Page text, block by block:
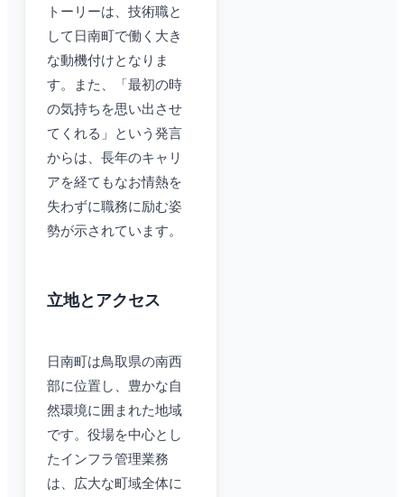
トーリーは、技術職と
して日南町で働く大き
な動機付けとなりま
す。また、「最初の時
の気持ちを思い出させ
てくれる」という発言
からは、長年のキャリ
アを経てもなお情熱を
失わずに職務に励む姿
勢が示されています。
立地とアクセス
日南町は鳥取県の南西
部に位置し、豊かな自
然環境に囲まれた地域
です。役場を中心とし
たインフラ管理業務
は、広大な町域全体に